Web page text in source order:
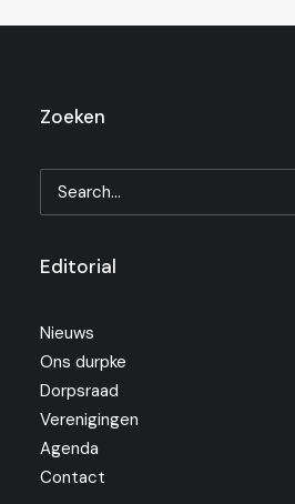
Zoeken
Editorial
Nieuws
Ons durpke
Dorpsraad
Verenigingen
Agenda
Contact